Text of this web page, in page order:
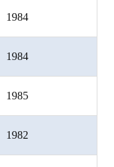
1984
1984
1985
1982